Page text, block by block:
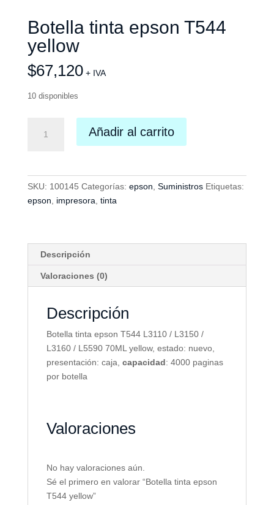
Botella tinta epson T544
yellow
$67,120 + IVA
10 disponibles
Añadir al carrito
SKU: 100145 Categorías: epson, Suministros Etiquetas:
epson, impresora, tinta
Descripción
Valoraciones (0)
Descripción
Botella tinta epson T544 L3110 / L3150 /
L3160 / L5590 70ML yellow, estado: nuevo,
presentación: caja, capacidad: 4000 paginas
por botella
Valoraciones
No hay valoraciones aún.
Sé el primero en valorar “Botella tinta epson
T544 yellow”